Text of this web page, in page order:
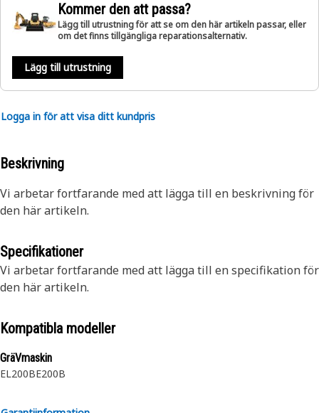
Kommer den att passa?
Lägg till utrustning för att se om den här artikeln passar, eller
om det finns tillgängliga reparationsalternativ.
Lägg till utrustning
Logga in för att visa ditt kundpris
Beskrivning
Vi arbetar fortfarande med att lägga till en beskrivning för
den här artikeln.
Specifikationer
Vi arbetar fortfarande med att lägga till en specifikation för
den här artikeln.
Kompatibla modeller
GräVmaskin
EL200BE200B